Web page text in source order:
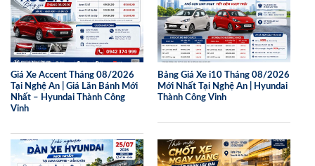
Giá Xe Accent Tháng 08/2026
Tại Nghệ An | Giá Lăn Bánh Mới
Nhất – Hyundai Thành Công
Vinh
Bảng Giá Xe i10 Tháng 08/2026
Mới Nhất Tại Nghệ An | Hyundai
Thành Công Vinh